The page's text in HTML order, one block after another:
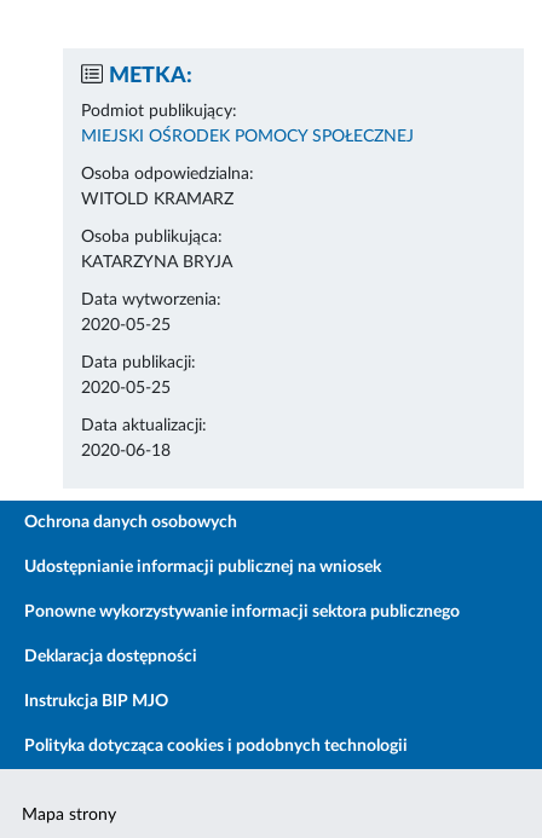
METKA:
Podmiot publikujący:
MIEJSKI OŚRODEK POMOCY SPOŁECZNEJ
Osoba odpowiedzialna:
WITOLD KRAMARZ
Osoba publikująca:
KATARZYNA BRYJA
Data wytworzenia:
2020-05-25
Data publikacji:
2020-05-25
Data aktualizacji:
2020-06-18
Ochrona danych osobowych
Udostępnianie informacji publicznej na wniosek
Ponowne wykorzystywanie informacji sektora publicznego
Deklaracja dostępności
Instrukcja BIP MJO
Polityka dotycząca cookies i podobnych technologii
Mapa strony